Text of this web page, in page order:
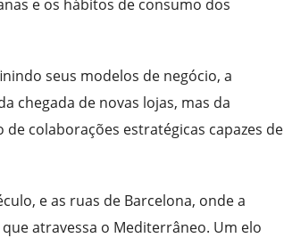
e os hábitos de consumo dos
seus modelos de negócio, a
chegada de novas lojas, mas da
colaborações estratégicas capazes de
e as ruas de Barcelona, onde a
atravessa o Mediterrâneo. Um elo